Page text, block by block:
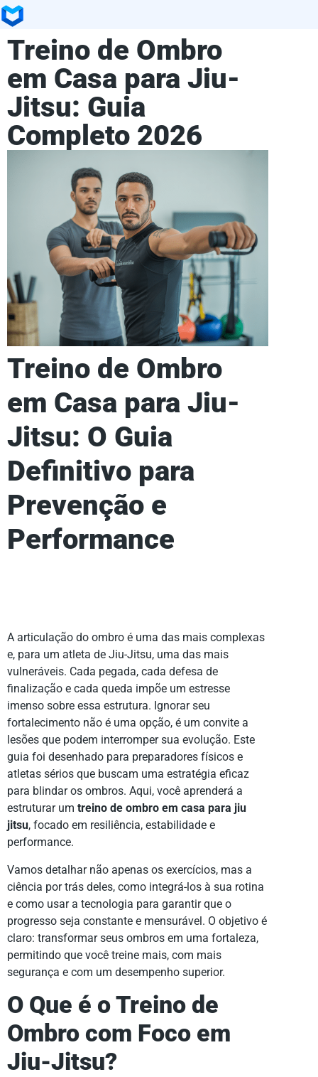
Treino de Ombro
em Casa para Jiu-
Jitsu: Guia
Completo 2026
Treino de Ombro
em Casa para Jiu-
Jitsu: O Guia
Definitivo para
Prevenção e
Performance
A articulação do ombro é uma das mais complexas
e, para um atleta de Jiu-Jitsu, uma das mais
vulneráveis. Cada pegada, cada defesa de
finalização e cada queda impõe um estresse
imenso sobre essa estrutura. Ignorar seu
fortalecimento não é uma opção, é um convite a
lesões que podem interromper sua evolução. Este
guia foi desenhado para preparadores físicos e
atletas sérios que buscam uma estratégia eficaz
para blindar os ombros. Aqui, você aprenderá a
estruturar um treino de ombro em casa para jiu
jitsu, focado em resiliência, estabilidade e
performance.
Vamos detalhar não apenas os exercícios, mas a
ciência por trás deles, como integrá-los à sua rotina
e como usar a tecnologia para garantir que o
progresso seja constante e mensurável. O objetivo é
claro: transformar seus ombros em uma fortaleza,
permitindo que você treine mais, com mais
segurança e com um desempenho superior.
O Que é o Treino de
Ombro com Foco em
Jiu-Jitsu?